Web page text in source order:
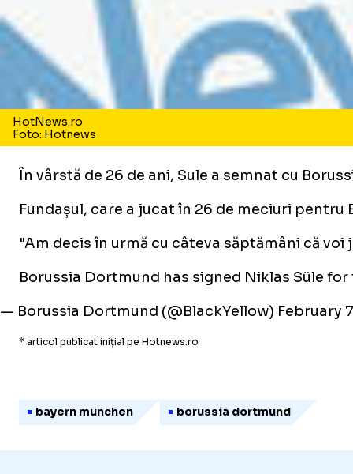
HotNews.ro
Foto: Hotnews
În vârstă de 26 de ani, Sule a semnat cu
Fundașul, care a jucat în 26 de meciuri
"Am decis în urmă cu câteva săptămâni că
Borussia Dortmund has signed Niklas Süle
— Borussia Dortmund (@BlackYellow) February
* articol publicat inițial pe Hotnews.ro
bayern munchen borussia dortmund